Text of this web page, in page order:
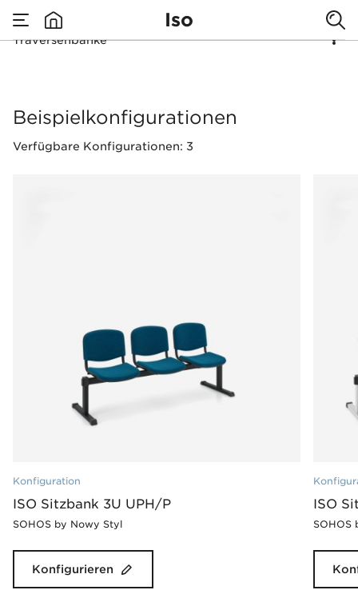
Iso
Traversenbänke
Traversenbänke
Beispielkonfigurationen
Verfügbare Konfigurationen: 3
Konfiguration
ISO Sitzbank 3U UPH/P
SOHOS by Nowy Styl
Konfigurieren
ISO
SOHOS